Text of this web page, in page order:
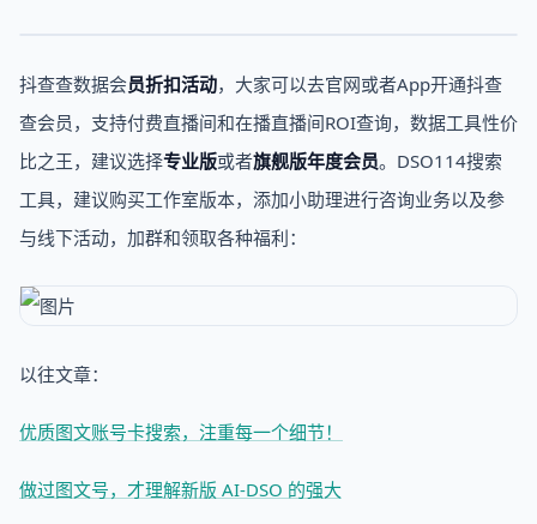
抖查查数据会员折扣活动，大家可以去官网或者App开通抖查
查会员，支持付费直播间和在播直播间ROI查询，数据工具性价
比之王，建议选择专业版或者旗舰版年度会员。DSO114搜索
工具，建议购买工作室版本，添加小助理进行咨询业务以及参
与线下活动，加群和领取各种福利：
以往文章：
优质图文账号卡搜索，注重每一个细节！
做过图文号，才理解新版 AI-DSO 的强大